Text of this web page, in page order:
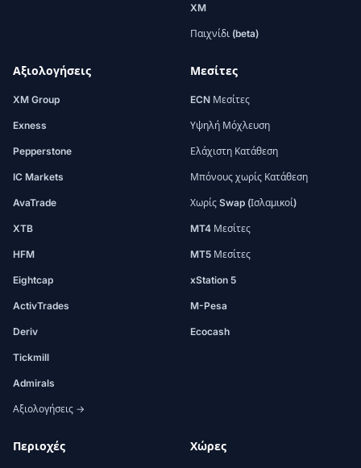
XM
Παιχνίδι (beta)
Αξιολογήσεις
XM Group
Exness
Pepperstone
IC Markets
AvaTrade
XTB
HFM
Eightcap
ActivTrades
Deriv
Tickmill
Admirals
Αξιολογήσεις →
Μεσίτες
ECN Μεσίτες
Υψηλή Μόχλευση
Ελάχιστη Κατάθεση
Μπόνους χωρίς Κατάθεση
Χωρίς Swap (Ισλαμικοί)
MT4 Μεσίτες
MT5 Μεσίτες
xStation 5
M-Pesa
Ecocash
Περιοχές Χώρες